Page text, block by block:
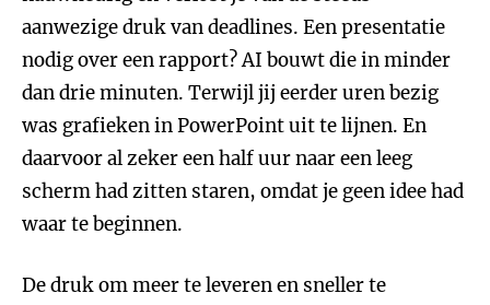
aanwezige druk van deadlines. Een presentatie
nodig over een rapport? AI bouwt die in minder
dan drie minuten. Terwijl jij eerder uren bezig
was grafieken in PowerPoint uit te lijnen. En
daarvoor al zeker een half uur naar een leeg
scherm had zitten staren, omdat je geen idee had
waar te beginnen.
De druk om meer te leveren en sneller te